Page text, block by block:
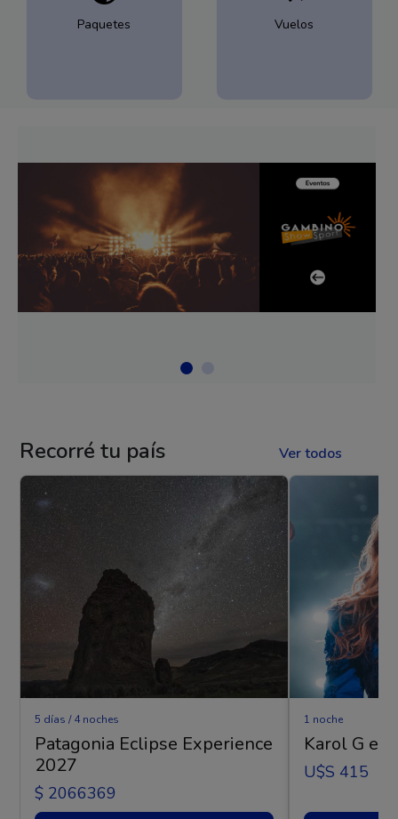
Paquetes Vuelos
Recorré tu país Ver todos
5 días / 4 noches
Patagonia Eclipse Experience
2027
$ 2066369
1 noche
Karol G
U$s 415